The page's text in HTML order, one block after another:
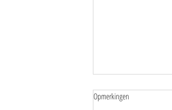
Opmerkingen